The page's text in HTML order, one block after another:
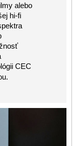
alebo
hi-fi
CEC